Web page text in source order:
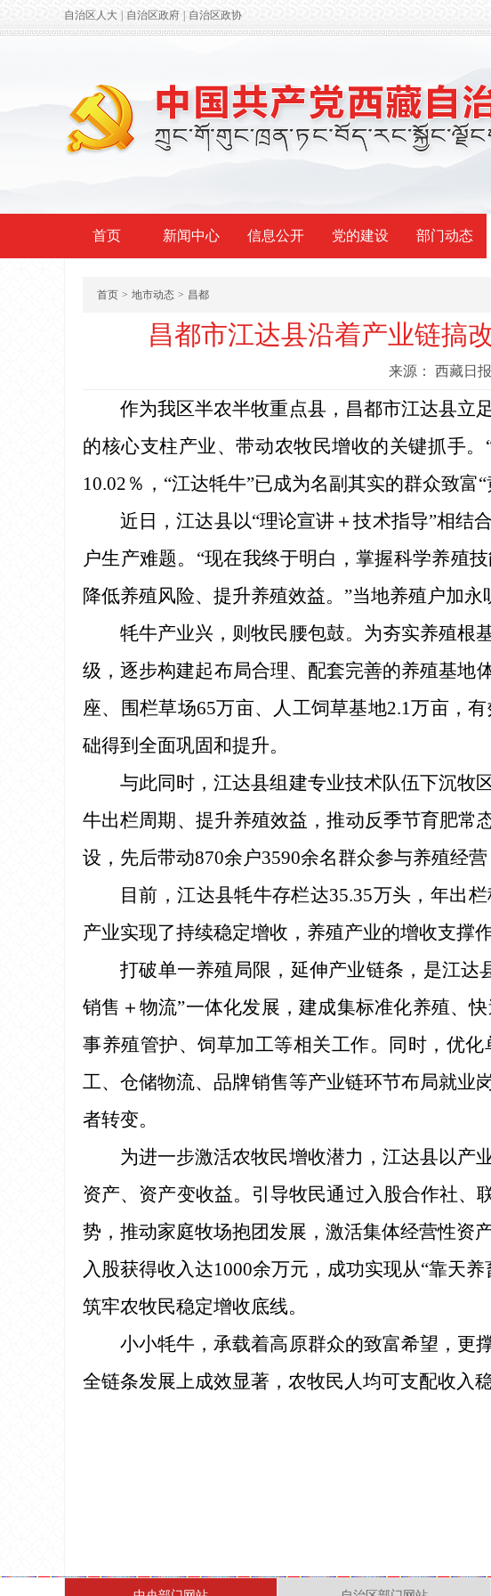
自治区人大 自治区政府 自治区政协
首页 新闻中心 信息公开 党的建设 部门动态
首页 > 地市动态 > 昌都
昌都市江达县沿着产业链搞
来源： 西藏日报
作为我区半农半牧重点县，昌都市江达县立
的核心支柱产业、带动农牧民增收的关键抓手
10.02％，“江达牦牛”已成为名副其实的群众致富“
近日，江达县以“理论宣讲＋技术指导”相结
户生产难题。“现在我终于明白，掌握科学养殖
降低养殖风险、提升养殖效益。”当地养殖户加
牦牛产业兴，则牧民腰包鼓。为夯实养殖根
级，逐步构建起布局合理、配套完善的养殖基地
座、围栏草场65万亩、人工饲草基地2.1万亩，
础得到全面巩固和提升。
与此同时，江达县组建专业技术队伍下沉牧
牛出栏周期、提升养殖效益，推动反季节育肥常
设，先后带动870余户3590余名群众参与养殖经
目前，江达县牦牛存栏达35.35万头，年出
产业实现了持续稳定增收，养殖产业的增收支撑
打破单一养殖局限，延伸产业链条，是江达
销售＋物流”一体化发展，建成集标准化养殖、
事养殖管护、饲草加工等相关工作。同时，优
工、仓储物流、品牌销售等产业链环节布局就业
者转变。
为进一步激活农牧民增收潜力，江达县以产
资产、资产变收益。引导牧民通过入股合作社、
势，推动家庭牧场抱团发展，激活集体经营性资
入股获得收入达1000余万元，成功实现从“靠天
筑牢农牧民稳定增收底线。
小小牦牛，承载着高原群众的致富希望，更
全链条发展上成效显著，农牧民人均可支配收入